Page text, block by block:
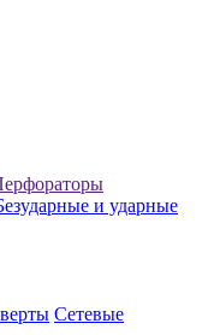
и ударные
Сетевые